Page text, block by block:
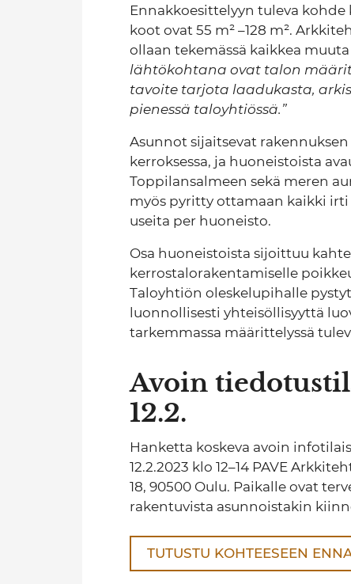
Ennakkoesittelyyn tuleva
koot ovat 55 m² –128 m².
ollaan tekemässä kaikkea
lähtökohtana ovat talon
tavoite tarjota laadukasta,
pienessä taloyhtiössä.”
Asunnot sijaitsevat rakennuksen
kerroksessa, ja huoneistoista
Toppilansalmeen sekä meren
myös pyritty ottamaan kaikki
useita per huoneisto.
Osa huoneistoista sijoittuu
kerrostalorakentamiselle
Taloyhtiön oleskelupihalle
luonnollisesti yhteisöllisyyttä
tarkemmassa määrittelyssä
Avoin
12.2.
Hanketta koskeva avoin
12.2.2023 klo 12–14 PAVE
18, 90500 Oulu. Paikalle ovat
rakentuvista asunnoistakin
TUTUSTU KOHTEESEEN